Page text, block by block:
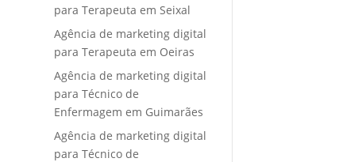
para Terapeuta em Seixal
Agência de marketing digital
para Terapeuta em Oeiras
Agência de marketing digital
para Técnico de
Enfermagem em Guimarães
Agência de marketing digital
para Técnico de